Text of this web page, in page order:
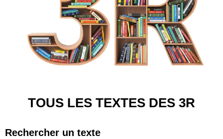
TOUS LES TEXTES DES 3R
Rechercher un texte